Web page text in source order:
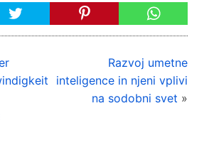
Razvoj umetne
inteligence in njeni vplivi
na sodobni svet »